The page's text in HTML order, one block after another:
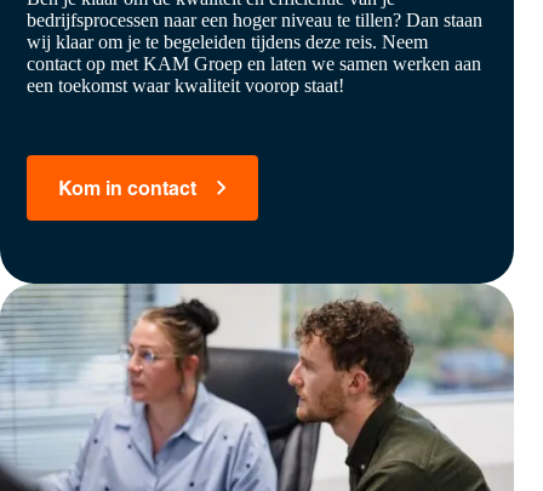
bedrijfsprocessen naar een hoger niveau te tillen? Dan staan
wij klaar om je te begeleiden tijdens deze reis. Neem
contact op met KAM Groep en laten we samen werken aan
een toekomst waar kwaliteit voorop staat!
Kom in contact